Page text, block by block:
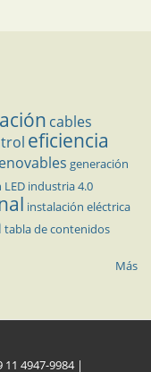
cables
eficiencia
generación
industria 4.0
instalación eléctrica
tabla de contenidos
Más
4947-9984 |